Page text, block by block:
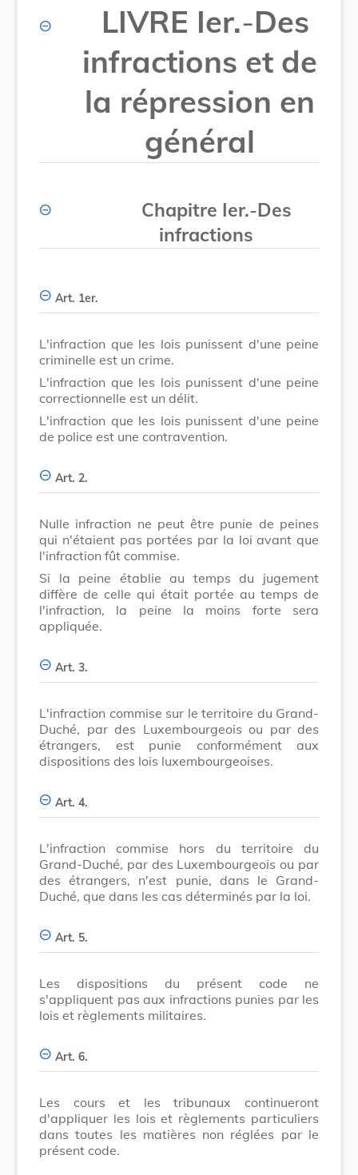
LIVRE Ier.-Des
infractions et de
la répression en
général
Chapitre Ier.-Des
infractions
Art. 1er.
L'infraction que les lois punissent d'une peine
criminelle est un crime.
L'infraction que les lois punissent d'une peine
correctionnelle est un délit.
L'infraction que les lois punissent d'une peine
de police est une contravention.
Art. 2.
Nulle infraction ne peut être punie de peines
qui n'étaient pas portées par la loi avant que
l'infraction fût commise.
Si la peine établie au temps du jugement
diffère de celle qui était portée au temps de
l'infraction, la peine la moins forte sera
appliquée.
Art. 3.
L'infraction commise sur le territoire du Grand-
Duché, par des Luxembourgeois ou par des
étrangers, est punie conformément aux
dispositions des lois luxembourgeoises.
Art. 4.
L'infraction commise hors du territoire du
Grand-Duché, par des Luxembourgeois ou par
des étrangers, n'est punie, dans le Grand-
Duché, que dans les cas déterminés par la loi.
Art. 5.
Les dispositions du présent code ne
s'appliquent pas aux infractions punies par les
lois et règlements militaires.
Art. 6.
Les cours et les tribunaux continueront
d'appliquer les lois et règlements particuliers
dans toutes les matières non réglées par le
présent code.